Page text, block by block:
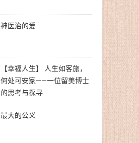
神医治的爱
【幸福人生】 人生如客旅，
何处可安家——一位留美博士
的思考与探寻
最大的公义